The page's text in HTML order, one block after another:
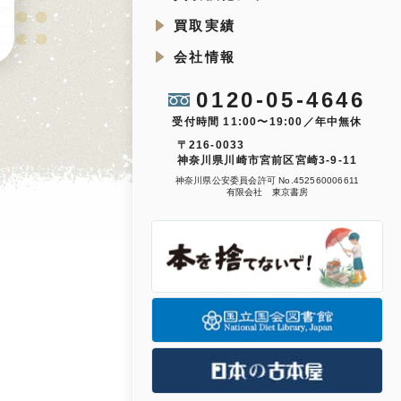
買取実績
会社情報
0120-05-4646
受付時間 11:00〜19:00／年中無休
〒216-0033
神奈川県川崎市宮前区宮崎3-9-11
神奈川県公安委員会許可 No.452560006611
有限会社 東京書房